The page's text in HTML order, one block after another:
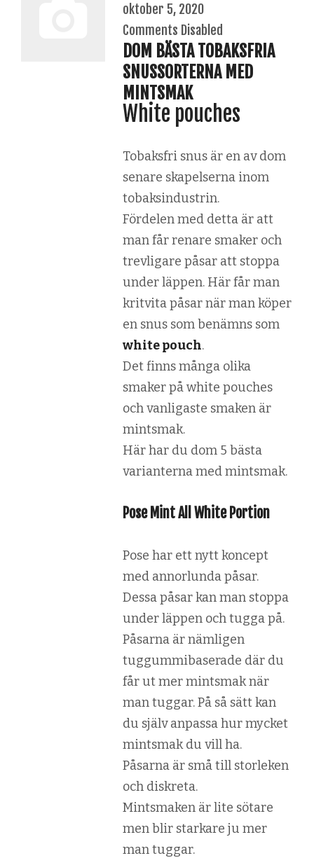
oktober 5, 2020
Comments Disabled
DOM BÄSTA TOBAKSFRIA
SNUSSORTERNA MED
MINTSMAK
White pouches
Tobaksfri snus är en av dom
senare skapelserna inom
tobaksindustrin.
Fördelen med detta är att
man får renare smaker och
trevligare påsar att stoppa
under läppen. Här får man
kritvita påsar när man köper
en snus som benämns som
white pouch.
Det finns många olika
smaker på white pouches
och vanligaste smaken är
mintsmak.
Här har du dom 5 bästa
varianterna med mintsmak.
Pose Mint All White Portion
Pose har ett nytt koncept
med annorlunda påsar.
Dessa påsar kan man stoppa
under läppen och tugga på.
Påsarna är nämligen
tuggummibaserade där du
får ut mer mintsmak när
man tuggar. På så sätt kan
du själv anpassa hur mycket
mintsmak du vill ha.
Påsarna är små till storleken
och diskreta.
Mintsmaken är lite sötare
men blir starkare ju mer
man tuggar.